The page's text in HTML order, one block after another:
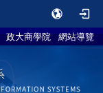
政大商學院 網站導覽